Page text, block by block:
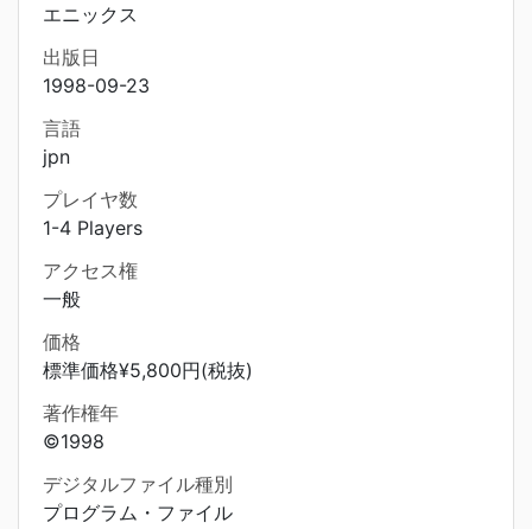
エニックス
出版日
1998-09-23
言語
jpn
プレイヤ数
1-4 Players
アクセス権
一般
価格
標準価格¥5,800円(税抜)
著作権年
©1998
デジタルファイル種別
プログラム・ファイル